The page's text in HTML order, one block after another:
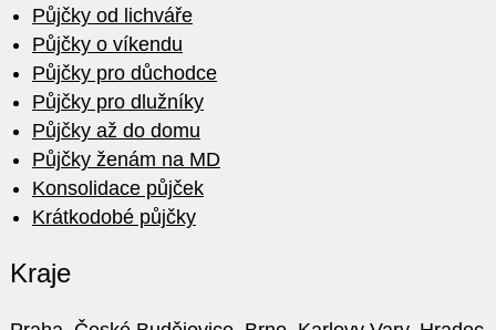
Půjčky od lichváře
Půjčky o víkendu
Půjčky pro důchodce
Půjčky pro dlužníky
Půjčky až do domu
Půjčky ženám na MD
Konsolidace půjček
Krátkodobé půjčky
Kraje